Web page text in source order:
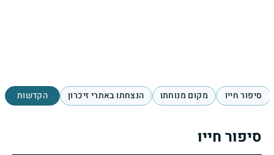
סיפור חייו מקום מנוחתו הנצחתו באתרי זיכרון הקדשות
סיפור חייו